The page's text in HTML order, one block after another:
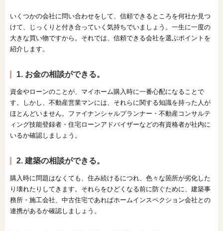
いくつかの会社に問い合わせをして、信頼できるところを何社か見つ
けて、じっくりと付き合っていく気持ちでいましょう。一生に一度の
大きな買い物ですから。それでは、信頼できる会社を選ぶポイントを
紹介します。
1. お金の相談ができる。
資金やローンのことが、マイホーム購入時に一番心配になることで
す。しかし、不動産営業マンには、それらに関する知識を持った人が
ほとんどいません。ファイナンシャルプランナー・不動産コンサルテ
ィング技能登録者・住宅ローンアドバイザーなどの有資格者が社内に
いるか確認しましょう。
2. 建築の相談ができる。
購入時に問題はなくても、住み続けるにつれ、色々な箇所が劣化した
り壊れたりしてきます。それらをひどくなる前に防ぐために、建築事
務所・施工会社、中古住宅であればホームインスペクション会社との
連携があるか確認しましょう。